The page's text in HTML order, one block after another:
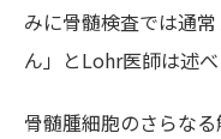
みに骨髄検査では通
ん」とLohr医師は述べ
骨髄腫細胞のさらな